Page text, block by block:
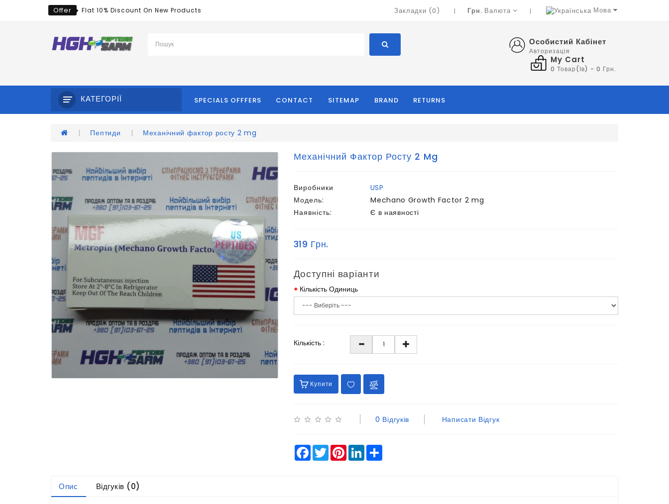
Offer Flat 10% Discount On New Products Закладки (0) Грн. Валюта Мова
Особистий Кабінет
Авторизація
My Cart
0 Товар(ів) - 0 Грн.
КАТЕГОРІЇ SPECIALS OFFFERS CONTACT SITEMAP BRAND RETURNS
Пептиди Механічний фактор росту 2 mg
Механічний Фактор Росту 2 Mg
Виробники
USP
Модель:
Mechano Growth Factor 2 mg
Наявність:
Є в наявності
319 Грн.
Доступні варіанти
Кількість Одиниць
Кількість :
Купити
0 Відгуків Написати Відгук
Facebook
TwitterPinterestLinkedInShare
Опис Відгуків (0)